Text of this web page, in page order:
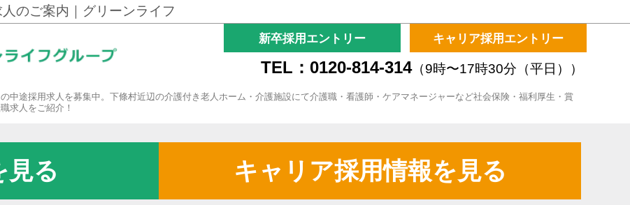
のご案内｜グリーンライフ
新卒採用エントリー キャリア採用エントリー
TEL：0120-814-314（9時〜17時30分（平日））
中途採用求人を募集中。下條村近辺の介護付き老人ホーム・介護施設にて介護職・看護師・ケアマネージャーなど社会保険・福利厚生・賞
求人をご紹介！
見る キャリア採用情報を見る